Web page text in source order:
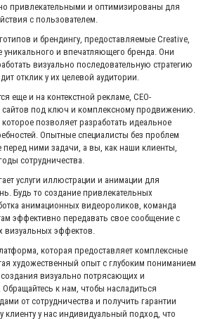
привлекательными и оптимизированы для
с пользователем.
и брендингу, предоставляемые Creative,
и впечатляющего бренда. Они
визуально последовательную стратегию
отклик у их целевой аудитории.
еще и на контекстной рекламе, СЕО-
под ключ и комплексному продвижению.
позволяет разработать идеальное
Опытные специалисты без проблем
ними задачи, а вы, как наши клиенты,
сотрудничества.
услуги иллюстрации и анимации для
Будь то создание привлекательных
анимационных видеороликов, команда
эффективно передавать свое сообщение с
эффектов.
которая предоставляет комплексные
художественный опыт с глубоким пониманием
визуально потрясающих и
к нам, чтобы насладиться
от сотрудничества и получить гарантии
у нас индивидуальный подход, что